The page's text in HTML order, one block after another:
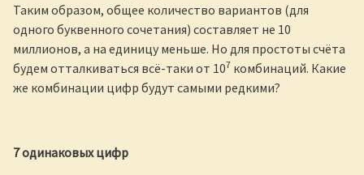
Таким образом, общее количество вариантов (для
одного буквенного сочетания) составляет не 10
миллионов, а на единицу меньше. Но для простоты счёта
будем отталкиваться всё-таки от 107 комбинаций. Какие
же комбинации цифр будут самыми редкими?
7 одинаковых цифр